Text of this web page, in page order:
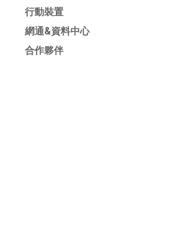
行動裝置
網通&資料中心
合作夥伴